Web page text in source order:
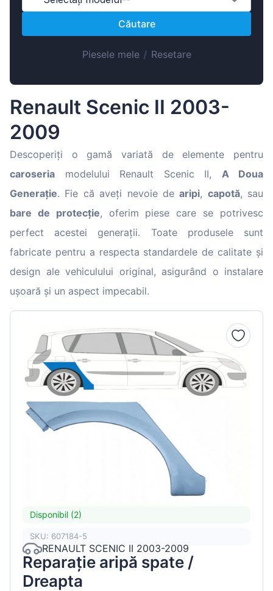
Lietuvių
Slovenian
Latvian
Căutare
Piesele mele/ Resetare
Renault Scenic II 2003-
2009
Descoperiți o gamă variată de elemente pentru
caroseria modelului Renault Scenic II, A Doua
Generație. Fie că aveți nevoie dearipi, capotă, sau
bare de protecție, oferim piese care se potrivesc
perfect acestei generații. Toate produsele sunt
fabricate pentru a respecta standardele de calitate și
design ale vehiculului original, asigurând o instalare
ușoară și un aspect impecabil.
Disponibil (2)
SKU: 607184-5
RENAULT SCENIC II 2003-2009
Reparație aripă spate /
Dreapta